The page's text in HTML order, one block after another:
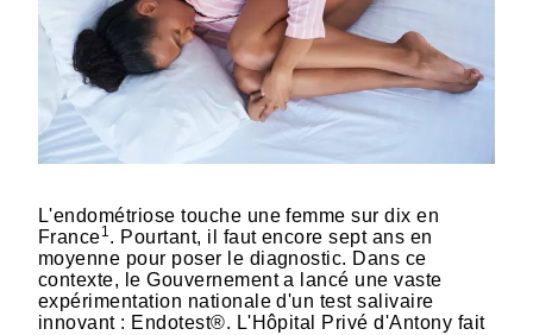
L'endométriose touche une femme sur dix en
France1. Pourtant, il faut encore sept ans en
moyenne pour poser le diagnostic. Dans ce
contexte, le Gouvernement a lancé une vaste
expérimentation nationale d'un test salivaire
innovant : Endotest®. L'Hôpital Privé d'Antony fait